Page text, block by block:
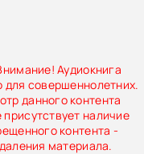
Аудиокнига
для совершеннолетних.
данного контента
наличие
контента -
материала.